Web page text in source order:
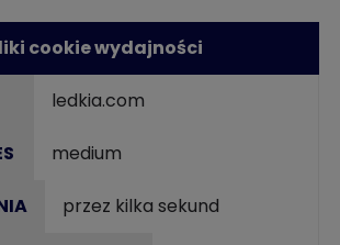
cookie wydajności
ledkia.com
medium
przez kilka sekund